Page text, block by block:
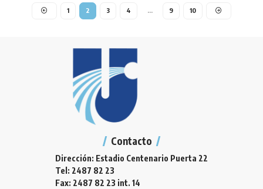
1 2 3 4 … 9 10
Contacto
Dirección: Estadio Centenario Puerta 22
Tel: 2487 82 23
Fax: 2487 82 23 int. 14